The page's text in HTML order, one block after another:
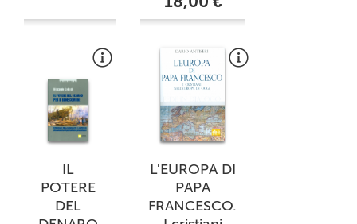
IL
POTERE
DEL
L'EUROPA DI
PAPA
FRANCESCO.